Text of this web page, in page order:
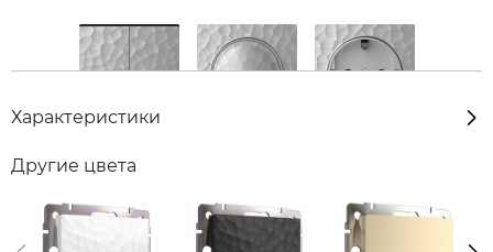
Характеристики
Другие цвета